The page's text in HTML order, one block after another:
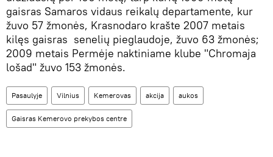
gaisras Samaros vidaus reikalų departamente, kur
žuvo 57 žmonės, Krasnodaro krašte 2007 metais
kilęs gaisras senelių pieglaudoje, žuvo 63 žmonės;
2009 metais Permėje naktiniame klube "Chromaja
lošad" žuvo 153 žmonės.
Pasaulyje Vilnius Kemerovas akcija aukos
Gaisras Kemerovo prekybos centre